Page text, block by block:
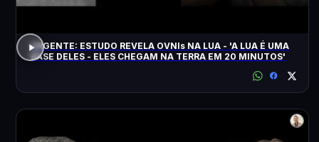
URGENTE: ESTUDO REVELA OVNIs NA LUA - 'A LUA É UMA
BASE DELES - ELES CHEGAM NA TERRA EM 20 MINUTOS'